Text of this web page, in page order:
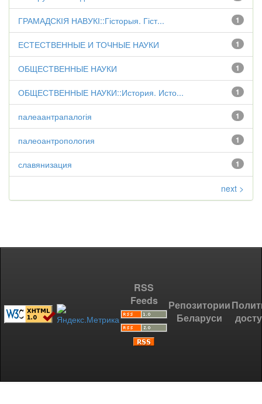
1
ГРАМАДСКІЯ НАВУКІ::Гісторыя. Гіст...
1
ЕСТЕСТВЕННЫЕ И ТОЧНЫЕ НАУКИ
1
ОБЩЕСТВЕННЫЕ НАУКИ
1
ОБЩЕСТВЕННЫЕ НАУКИ::История. Исто...
1
палеаантрапалогія
1
палеоантропология
1
славянизация
next >
RSS
Feeds
Репозитории
Беларуси